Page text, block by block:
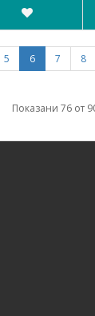
5 6 7 8
Показани 76 от